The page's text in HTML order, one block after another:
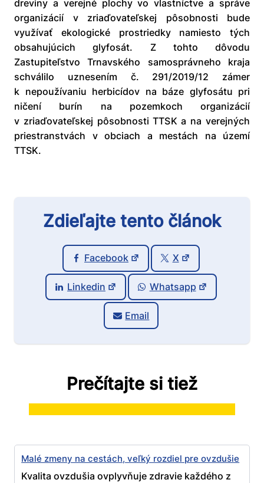
dreviny a verejné plochy vo vlastníctve a správe
organizácií v zriaďovateľskej pôsobnosti bude
využívať ekologické prostriedky namiesto tých
obsahujúcich glyfosát. Z tohto dôvodu
Zastupiteľstvo Trnavského samosprávneho kraja
schválilo uznesením č. 291/2019/12 zámer
k nepoužívaniu herbicídov na báze glyfosátu pri
ničení burín na pozemkoch organizácií
v zriaďovateľskej pôsobnosti TTSK a na verejných
priestranstvách v obciach a mestách na území
TTSK.
Zdieľajte tento článok
Facebook X
Linkedin Whatsapp
Email
Prečítajte si tiež
Malé zmeny na cestách, veľký rozdiel pre ovzdušie
Kvalita ovzdušia ovplyvňuje zdravie každého z